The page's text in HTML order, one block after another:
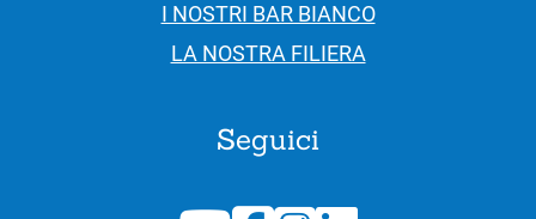
I NOSTRI BAR BIANCO
LA NOSTRA FILIERA
Seguici